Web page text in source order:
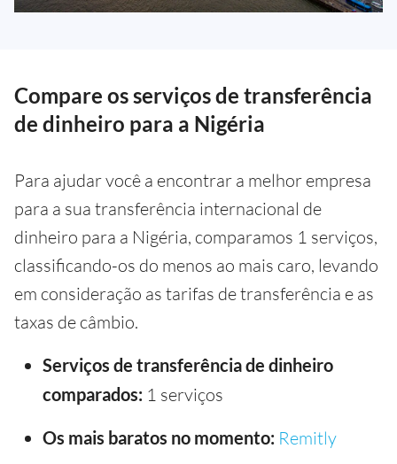
Compare os serviços de transferência
de dinheiro para a Nigéria
Para ajudar você a encontrar a melhor empresa
para a sua transferência internacional de
dinheiro para a Nigéria, comparamos 1 serviços,
classificando-os do menos ao mais caro, levando
em consideração as tarifas de transferência e as
taxas de câmbio.
Serviços de transferência de dinheiro
comparados: 1 serviços
Os mais baratos no momento: Remitly